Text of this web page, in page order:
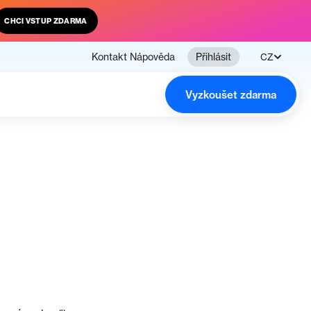
CHCI VSTUP ZDARMA
Kontakt Nápověda Přihlásit CZ
Vyzkoušet zdarma